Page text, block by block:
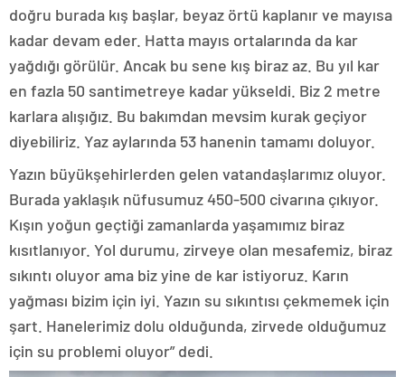
doğru burada kış başlar, beyaz örtü kaplanır ve mayısa
kadar devam eder. Hatta mayıs ortalarında da kar
yağdığı görülür. Ancak bu sene kış biraz az. Bu yıl kar
en fazla 50 santimetreye kadar yükseldi. Biz 2 metre
karlara alışığız. Bu bakımdan mevsim kurak geçiyor
diyebiliriz. Yaz aylarında 53 hanenin tamamı doluyor.
Yazın büyükşehirlerden gelen vatandaşlarımız oluyor.
Burada yaklaşık nüfusumuz 450-500 civarına çıkıyor.
Kışın yoğun geçtiği zamanlarda yaşamımız biraz
kısıtlanıyor. Yol durumu, zirveye olan mesafemiz, biraz
sıkıntı oluyor ama biz yine de kar istiyoruz. Karın
yağması bizim için iyi. Yazın su sıkıntısı çekmemek için
şart. Hanelerimiz dolu olduğunda, zirvede olduğumuz
için su problemi oluyor” dedi.